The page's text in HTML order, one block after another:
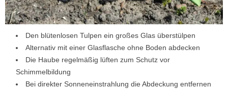
Den blütenlosen Tulpen ein großes Glas überstülpen
Alternativ mit einer Glasflasche ohne Boden abdecken
Die Haube regelmäßig lüften zum Schutz vor
Schimmelbildung
Bei direkter Sonneneinstrahlung die Abdeckung entfernen